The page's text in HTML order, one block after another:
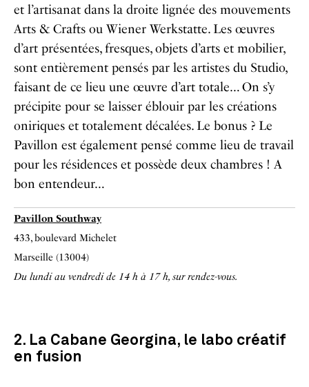
et l’artisanat dans la droite lignée des mouvements
Arts & Crafts ou Wiener Werkstatte. Les œuvres
d’art présentées, fresques, objets d’arts et mobilier,
sont entièrement pensés par les artistes du Studio,
faisant de ce lieu une œuvre d’art totale…On s’y
précipite pour se laisser éblouir par les créations
oniriques et totalement décalées. Le bonus ? Le
Pavillon est également pensé comme lieu de travail
pour les résidences et possède deux chambres ! A
bon entendeur…
Pavillon Southway
433, boulevard Michelet
Marseille (13004)
Du lundi au vendredi de 14 h à 17 h, sur rendez-vous.
2. La Cabane Georgina, le labo créatif
en fusion